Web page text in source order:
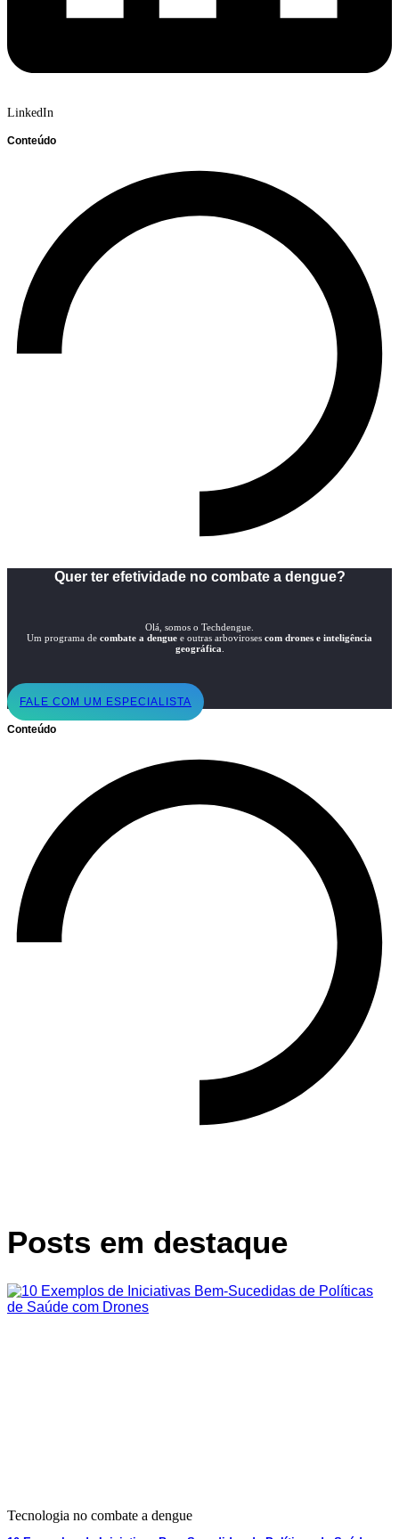
LinkedIn
Conteúdo
Quer ter efetividade no combate a dengue?
Olá, somos o Techdengue.
Um programa de combate a dengue e outras arboviroses com drones e inteligência
geográfica.
FALE COM UM ESPECIALISTA
Conteúdo
Posts em destaque
Tecnologia no combate a dengue